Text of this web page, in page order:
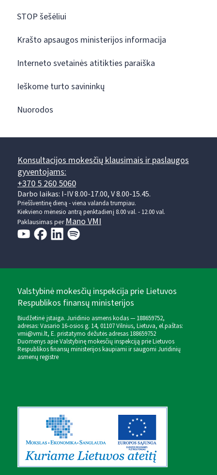
STOP šešėliui
Krašto apsaugos ministerijos informacija
Interneto svetainės atitikties paraiška
Ieškome turto savininkų
Nuorodos
Konsultacijos mokesčių klausimais ir paslaugos
gyventojams:
+370 5 260 5060
Darbo laikas: I-IV 8.00-17.00, V 8.00-15.45.
Prieššventinę dieną - viena valanda trumpiau.
Kiekvieno mėnesio antrą penktadienį 8.00 val. - 12.00 val.
Paklausimas perMano VMI
Valstybinė mokesčių inspekcija prie Lietuvos
Respublikos finansų ministerijos
Biudžetinė įstaiga. Juridinio asmens kodas — 188659752,
adresas: Vasario 16-osios g. 14, 01107 Vilnius, Lietuva, el.paštas:
vmi@vmi.lt, E. pristatymo dėžutės adresas 188659752
Duomenys apie Valstybinę mokesčių inspekciją prie Lietuvos
Respublikos finansų ministerijos kaupiami ir saugomi Juridinių
asmenų registre